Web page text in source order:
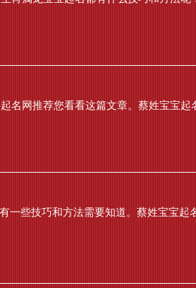
名网推荐您看看这篇文章。蔡姓宝宝
一些技巧和方法需要知道。蔡姓宝宝起